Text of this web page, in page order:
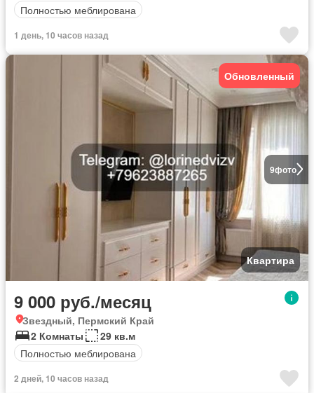
Полностью меблирована
1 день, 10 часов назад
9фото
Обновленный
Квартира
9 000 руб./месяц
Звездный, Пермский Край
2 Комнаты
29 кв.м
Полностью меблирована
2 дней, 10 часов назад